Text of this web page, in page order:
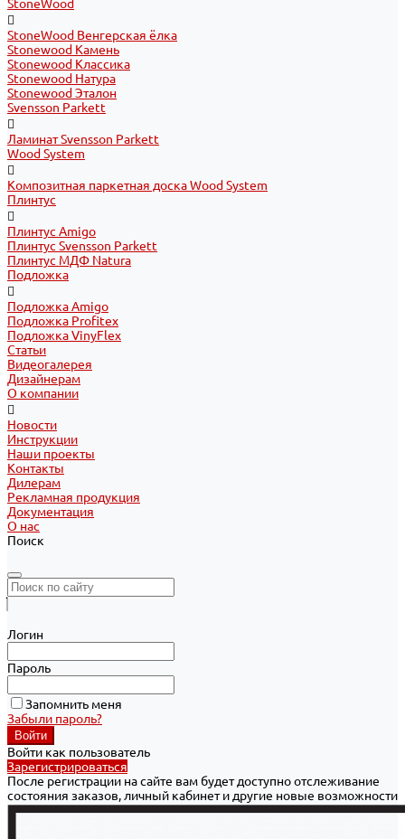
StoneWood
StoneWood Венгерская ёлка
Stonewood Камень
Stonewood Классика
Stonewood Натура
Stonewood Эталон
Svensson Parkett
Ламинат Svensson Parkett
Wood System
Композитная паркетная доска Wood System
Плинтус
Плинтус Amigo
Плинтус Svensson Parkett
Плинтус МДФ Natura
Подложка
Подложка Amigo
Подложка Profitex
Подложка VinyFlex
Статьи
Видеогалерея
Дизайнерам
О компании
Новости
Инструкции
Наши проекты
Контакты
Дилерам
Рекламная продукция
Документация
О нас
Поиск
Логин
Пароль
Запомнить меня
Забыли пароль?
Войти как пользователь
Зарегистрироваться
После регистрации на сайте вам будет доступно отслеживание
состояния заказов, личный кабинет и другие новые возможности